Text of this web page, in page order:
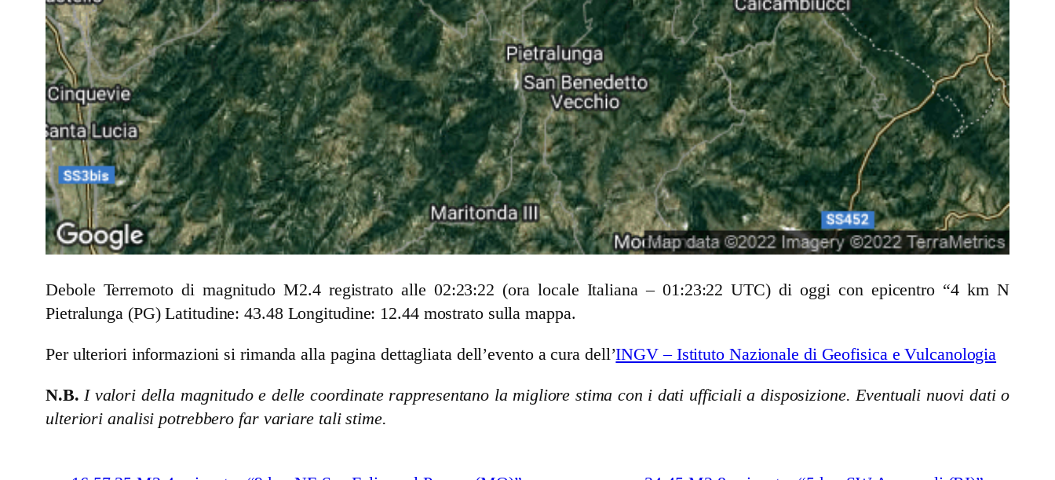
Debole Terremoto di magnitudo M2.4 registrato alle 02:23:22 (ora locale Italiana – 01:23:22 UTC) di oggi con epicentro “4 km N
Pietralunga (PG)Latitudine: 43.48 Longitudine: 12.44 mostrato sulla mappa.
Per ulteriori informazioni si rimanda alla pagina dettagliata dell’evento a cura dell’INGV – Istituto Nazionale di Geofisica e Vulcanologia
N.B. I valori della magnitudo e delle coordinate rappresentano la migliore stima con i dati ufficiali a disposizione. Eventuali nuovi dati o
ulteriori analisi potrebbero far variare tali stime.